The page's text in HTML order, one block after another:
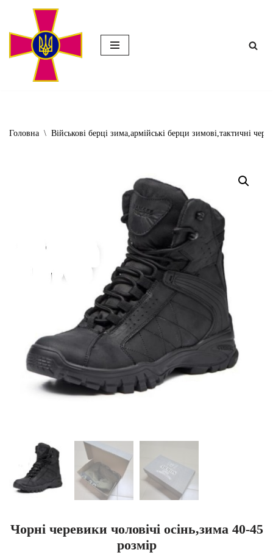
Перейти
Головна \ Військові берці зима,армійські берци зимові,тактичні
Чорні черевики чоловічі осінь,зима 40-45
розмір